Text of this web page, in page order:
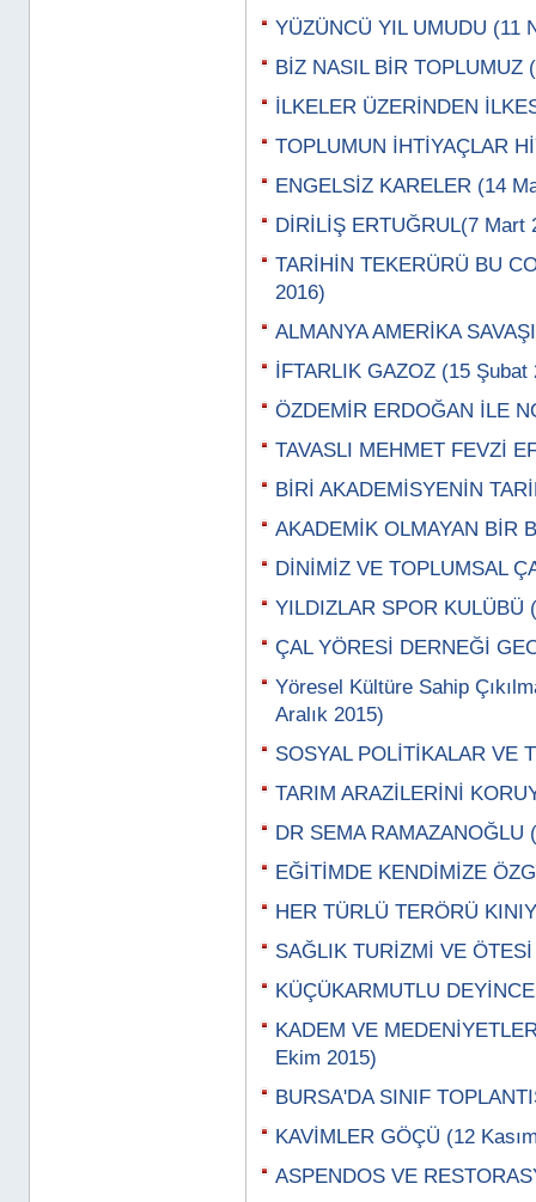
YÜZÜNCÜ YIL UMUDU (11
BİZ NASIL BİR TOPLUMUZ
İLKELER ÜZERİNDEN
TOPLUMUN İHTİYAÇLAR
ENGELSİZ KARELER (14
DİRİLİŞ ERTUĞRUL(7 Mart
TARİHİN TEKERÜRÜ BU
2016)
ALMANYA AMERİKA
İFTARLIK GAZOZ (15 Şubat
ÖZDEMİR ERDOĞAN İLE
TAVASLI MEHMET FEVZİ
BİRİ AKADEMİSYENİN
AKADEMİK OLMAYAN BİR
DİNİMİZ VE TOPLUMSAL
YILDIZLAR SPOR KULÜBÜ
ÇAL YÖRESİ DERNEĞİ
Yöresel Kültüre Sahip
Aralık 2015)
SOSYAL POLİTİKALAR VE
TARIM ARAZİLERİNİ
DR SEMA RAMAZANOĞLU
EĞİTİMDE KENDİMİZE
HER TÜRLÜ TERÖRÜ
SAĞLIK TURİZMİ VE
KÜÇÜKARMUTLU
KADEM VE
Ekim 2015)
BURSA'DA SINIF
KAVİMLER GÖÇÜ (12
ASPENDOS VE